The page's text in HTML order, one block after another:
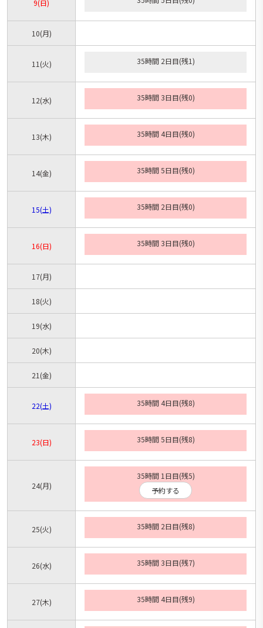
9(日)
10(月)
11(火) 35時間 2日目(残1)
12(水) 35時間 3日目(残0)
13(木) 35時間 4日目(残0)
14(金) 35時間 5日目(残0)
15(土) 35時間 2日目(残0)
16(日) 35時間 3日目(残0)
17(月)
18(火)
19(水)
20(木)
21(金)
22(土) 35時間 4日目(残8)
23(日) 35時間 5日目(残8)
24(月)
35時間 1日目(残5)
予約する
25(火) 35時間 2日目(残8)
26(水) 35時間 3日目(残7)
27(木) 35時間 4日目(残9)